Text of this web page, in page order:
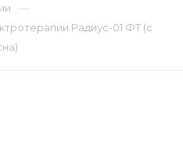
—
Радиус-01 ФТ (с